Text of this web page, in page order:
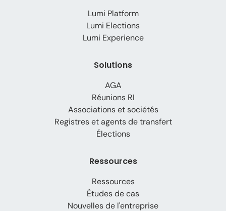
Lumi Platform
Lumi Elections
Lumi Experience
Solutions
AGA
Réunions RI
Associations et sociétés
Registres et agents de transfert
Élections
Ressources
Ressources
Études de cas
Nouvelles de l'entreprise